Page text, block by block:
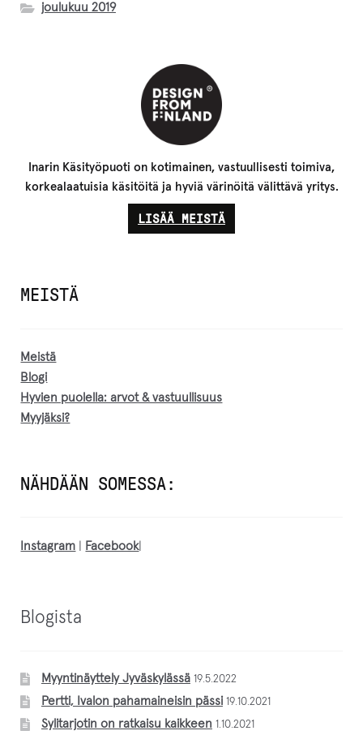
joulukuu 2019
Inarin Käsityöpuoti on kotimainen, vastuullisesti toimiva,
korkealaatuisia käsitöitä ja hyviä värinöitä välittävä yritys.
LISÄÄ MEISTÄ
MEISTÄ
Meistä
Blogi
Hyvien puolella: arvot & vastuullisuus
Myyjäksi?
NÄHDÄÄN SOMESSA:
Instagram Facebook|
Blogista
Myyntinäyttely Jyväskylässä 19.5.2022
Pertti, Ivalon pahamaineisin pässi 19.10.2021
Sylitarjotin on ratkaisu kaikkeen 1.10.2021